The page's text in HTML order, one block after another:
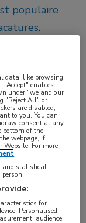
populaire
.
GRZ
data, like browsing
Accept" enables
under "we and our
"Reject All" or
are disabled,
to you. You can
consent at any
bottom of the
webpage, if
For more
and statistical
for
Personalised
audience